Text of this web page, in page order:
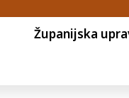
Županijska